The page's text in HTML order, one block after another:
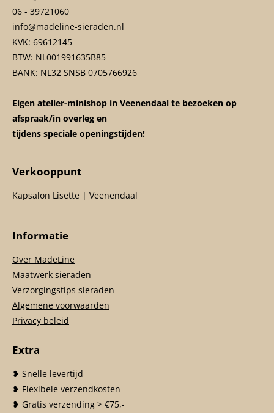
06 - 39721060
info@madeline-sieraden.nl
KVK: 69612145
BTW: NL001991635B85
BANK: NL32 SNSB 0705766926
Eigen atelier-minishop in Veenendaal te bezoeken op
afspraak/in overleg en
tijdens speciale openingstijden!
Verkooppunt
Kapsalon Lisette | Veenendaal
Informatie
Over MadeLine
Maatwerk sieraden
Verzorgingstips sieraden
Algemene voorwaarden
Privacy beleid
Extra
❥ Snelle levertijd
❥ Flexibele verzendkosten
❥ Gratis verzending > €75,-